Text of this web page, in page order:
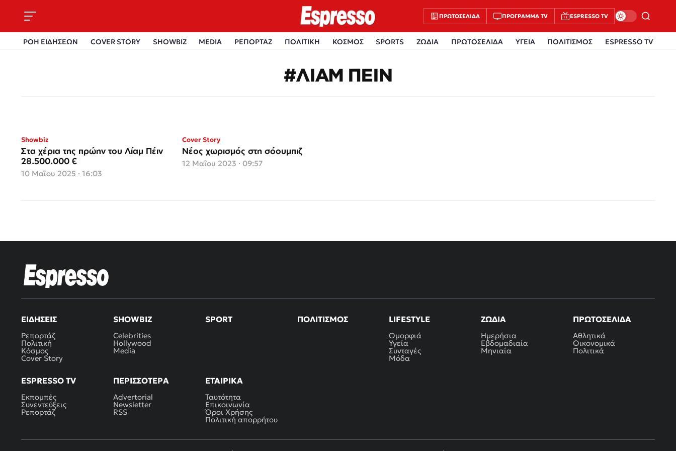
ΠΡΩΤΟΣΈΛΙΔΑ ΠΡΌΓΡΑΜΜΑ TV ESPRESSO TV
ΡΟΗ ΕΙΔΗΣΕΩΝ COVER STORY SHOWBIZ MEDIA ΡΕΠΟΡΤΑΖ ΠΟΛΙΤΙΚΗ ΚΟΣΜΟΣ SPORTS ΖΩΔΙΑ ΠΡΩΤΟΣΕΛΙΔΑ ΥΓΕΙΑ ΠΟΛΙΤΙΣΜΟΣ ESPRESSO TV
#ΛΙΑΜ ΠΕΙΝ
Showbiz
Στα χέρια της πρώην του Λίαμ Πέιν
28.500.000 €
10 Μαΐου 2025 · 16:03
Cover Story
Νέος χωρισμός στη σόουμπιζ
12 Μαΐου 2023 · 09:57
ΕΙΔΉΣΕΙΣ
Ρεπορτάζ
Πολιτική
Κόσμος
Cover Story
SHOWBIZ
Celebrities
Hollywood
Media
SPORT ΠΟΛΙΤΙΣΜΌΣ LIFESTYLE
Ομορφιά
Υγεία
Συνταγές
Μόδα
ΖΏΔΙΑ
Ημερήσια
Εβδομαδιαία
Μηνιαία
ΠΡΩΤΟΣΈΛΙΔΑ
Αθλητικά
Οικονομικά
Πολιτικά
ESPRESSO TV
Εκπομπές
Συνεντεύξεις
Ρεπορτάζ
ΠΕΡΙΣΣΌΤΕΡΑ
Advertorial
Newsletter
RSS
ΕΤΑΙΡΙΚΆ
Ταυτότητα
Επικοινωνία
Όροι Χρήσης
Πολιτική απορρήτου